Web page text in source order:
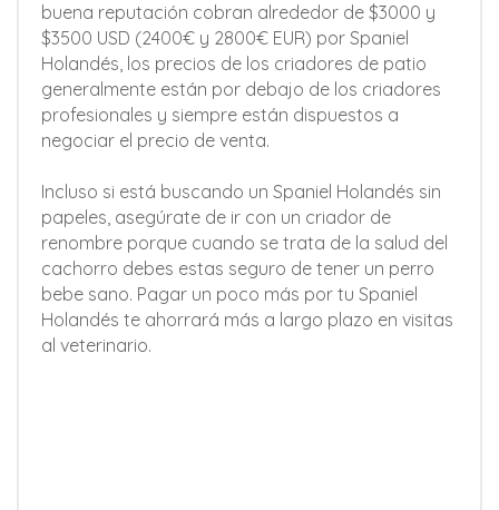
buena reputación cobran alrededor de $3000 y
$3500 USD (2400€ y 2800€ EUR) por Spaniel
Holandés, los precios de los criadores de patio
generalmente están por debajo de los criadores
profesionales y siempre están dispuestos a
negociar el precio de venta.
Incluso si está buscando un Spaniel Holandés sin
papeles, asegúrate de ir con un criador de
renombre porque cuando se trata de la salud del
cachorro debes estas seguro de tener un perro
bebe sano. Pagar un poco más por tu Spaniel
Holandés te ahorrará más a largo plazo en visitas
al veterinario.